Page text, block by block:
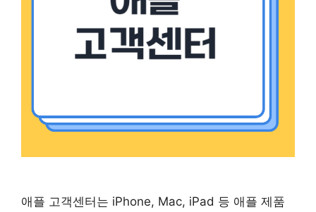
애플 고객센터는 iPhone, Mac, iPad 등 애플 제품